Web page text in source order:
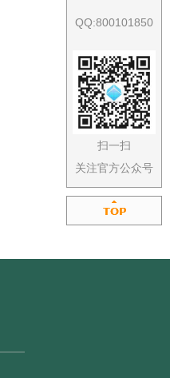
QQ:800101850
扫一扫
关注官方公众号